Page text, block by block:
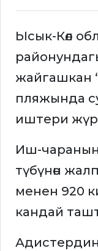
Ысык-Көл
жайгашкан
пляжында
иштери
Иш-чаранын
түбүнөн
менен 920
кандай